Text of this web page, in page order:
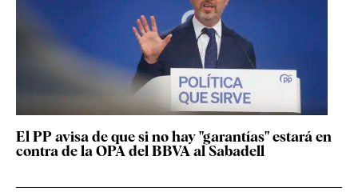
El PP avisa de que si no hay "garantías" estará en
contra de la OPA del BBVA al Sabadell